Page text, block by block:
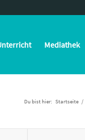
Mediathek
Du bist hier: Startseite /